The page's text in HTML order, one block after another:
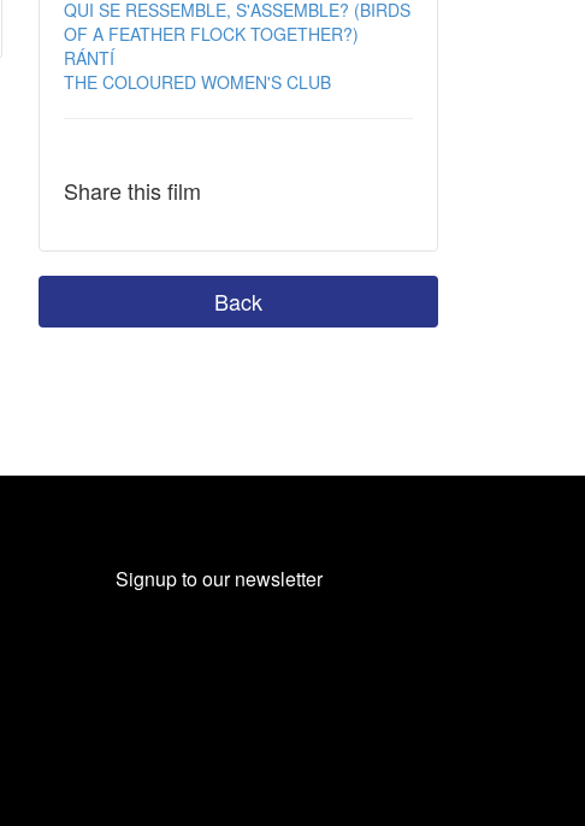
QUI SE RESSEMBLE, S'ASSEMBLE? (BIRDS
OF A FEATHER FLOCK TOGETHER?)
RÁNTÍ
THE COLOURED WOMEN'S CLUB
Share this film
Back
Signup to our newsletter